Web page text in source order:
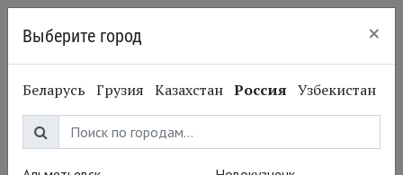
Выберите город ×
Беларусь Грузия Казахстан Россия Узбекистан